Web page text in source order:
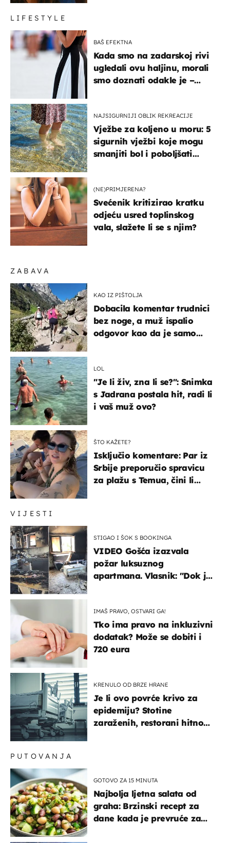
VIJESTI
STIGAO I ŠOK S BOOKINGA
VIDEO Gošća izazvala
požar luksuznog
apartmana. Vlasnik: "Dok je
IMAŠ PRAVO, OSTVARI GA!
Tko ima pravo na inkluzivni
dodatak? Može se dobiti i
720 eura
KRENULO OD BRZE HRANE
Je li ovo povrće krivo za
epidemiju? Stotine
zaraženih, restorani hitno
ZABAVA
KAO IZ PIŠTOLJA
Dobacila komentar trudnici
bez noge, a muž ispalio
odgovor kao da je samo
LOL
"Je li živ, zna li se?": Snimka
s Jadrana postala hit, radi li
i vaš muž ovo?
ŠTO KAŽETE?
Isključio komentare: Par iz
Srbije preporučio spravicu
za plažu s Temua, čini li
PUTOVANJA
GOTOVO ZA 15 MINUTA
Najbolja ljetna salata od
graha: Brzinski recept za
dane kada je prevruće za
LIFESTYLE
BAŠ EFEKTNA
Kada smo na zadarskoj rivi
ugledali ovu haljinu, morali
smo doznati odakle je –
NAJSIGURNIJI OBLIK REKREACIJE
Vježbe za koljeno u moru: 5
sigurnih vježbi koje mogu
smanjiti bol i poboljšati
(NE)PRIMJERENA?
Svećenik kritizirao kratku
odjeću usred toplinskog
vala, slažete li se s njim?